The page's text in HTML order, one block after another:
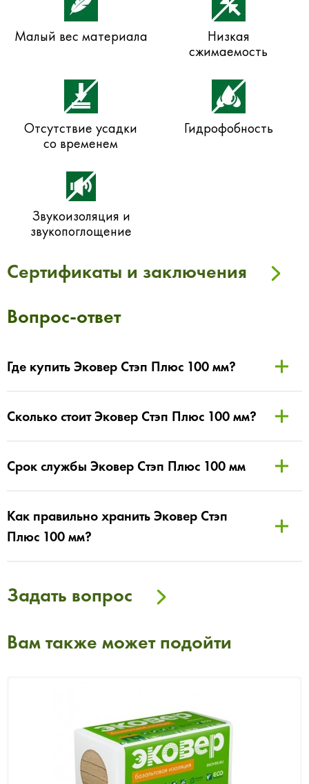
Малый вес материала
Низкая
сжимаемость
Отсутствие усадки
со временем
Гидрофобность
Звукоизоляция и
звукопоглощение
Сертификаты и заключения
Вопрос-ответ
Где купить Эковер Стэп Плюс 100 мм?
Сколько стоит Эковер Стэп Плюс 100 мм?
Срок службы Эковер Стэп Плюс 100 мм
Как правильно хранить Эковер Стэп
Плюс 100 мм?
Задать вопрос
Вам также может подойти